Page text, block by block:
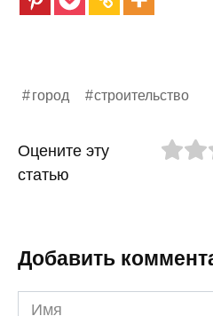
город строительство
Оцените эту
статью
Добавить
Имя